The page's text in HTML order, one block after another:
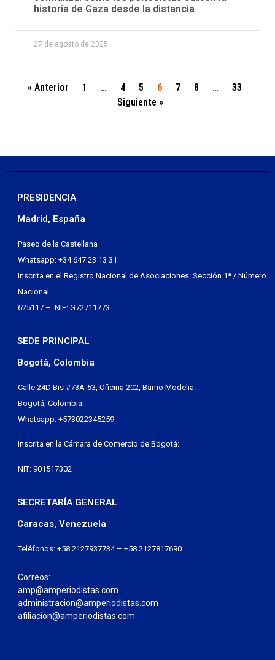
historia de Gaza desde la distancia
27 de agosto de 2025
« Anterior 1 … 4 5 6 7 8 …
33
Siguiente »
PRESIDENCIA
Madrid, España
Paseo de la Castellana
Whatsapp: +34 647 23 13 31
Inscrita en el Registro Nacional de Asociaciones: Sección 1ª / Número
Nacional:
625117 – NIF: G72711773
SEDE PRINCIPAL
Bogotá, Colombia
Calle 24D Bis #73A-53, Oficina 202, Barrio Modelia.
Bogotá, Colombia.
Whatsapp: +573022345259
Inscrita en la Cámara de Comercio de Bogotá:
NIT: 901517302
SECRETARÍA GENERAL
Caracas, Venezuela
Teléfonos: +58 2127937734 – +58 2127817690.
Correos:
amp@amperiodistas.com
administracion@amperiodistas.com
afiliacion@amperiodistas.com